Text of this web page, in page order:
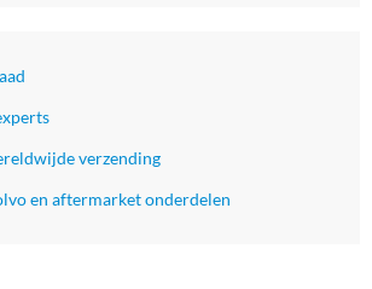
verzending
en aftermarket onderdelen